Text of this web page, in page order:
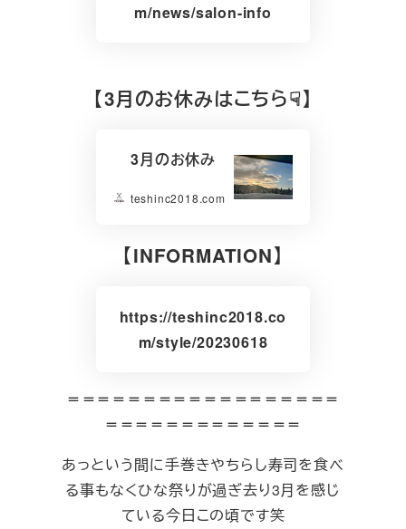
m/news/salon-info
【3月のお休みはこちら☟】
3月のお休み
teshinc2018.com
【INFORMATION】
https://teshinc2018.co
m/style/20230618
＝＝＝＝＝＝＝＝＝＝＝＝＝＝＝＝＝＝
＝＝＝＝＝＝＝＝＝＝＝＝＝
あっという間に手巻きやちらし寿司を食べ
る事もなくひな祭りが過ぎ去り3月を感じ
ている今日この頃です笑